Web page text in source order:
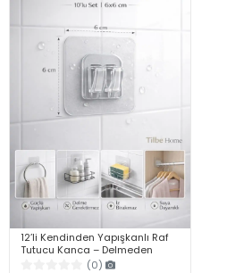
12’li Kendinden Yapışkanlı Raf
Tutucu Kanca – Delmeden
Şeffaf Duvar Askı Aparatı
(0)